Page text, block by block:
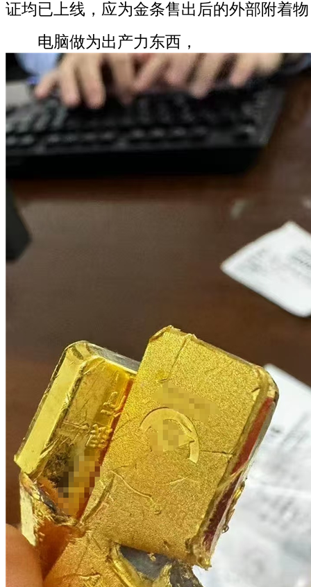
证均已上线，应为金条售出后的外部附着
电脑做为出产力东西，